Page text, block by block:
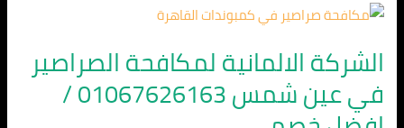
الشركة الالمانية لمكافحة الصراصير
في عين شمس 01067626163 /
الشركة
لمكافحة
الصراصير
في